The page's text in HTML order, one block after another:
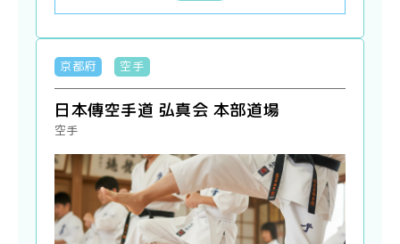
京都府 空手
日本傳空手道 弘真会 本部道場
空手